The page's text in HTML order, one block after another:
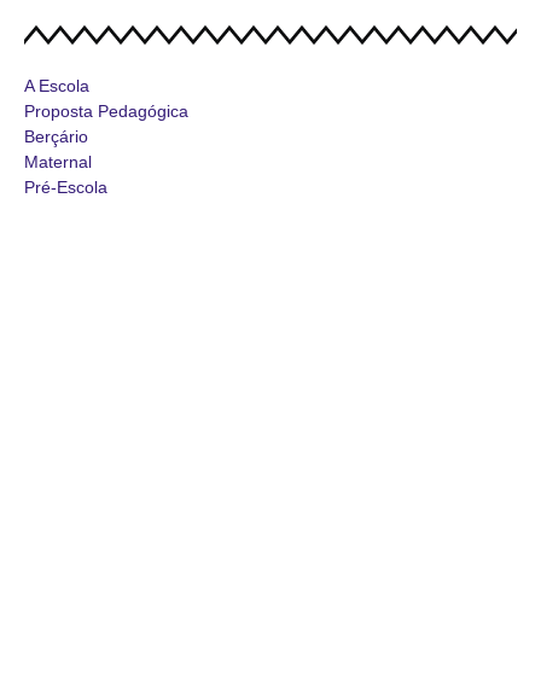
A Escola
Proposta Pedagógica
Berçário
Maternal
Pré-Escola